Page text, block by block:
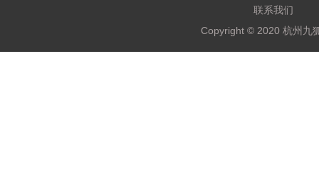
联系我们
Copyright © 2020 杭州九